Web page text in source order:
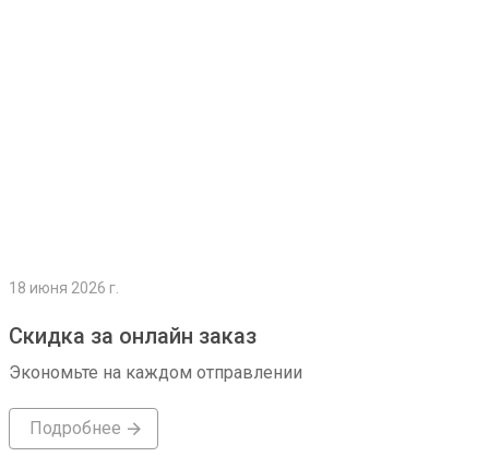
18 июня 2026 г.
Скидка за онлайн заказ
Экономьте на каждом отправлении
Подробнее